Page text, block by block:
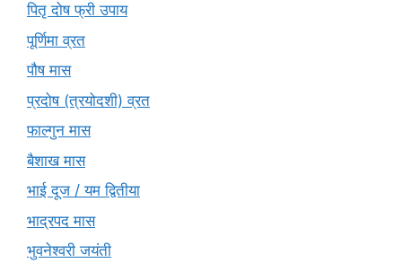
पितृ दोष फ्री उपाय
पूर्णिमा व्रत
पौष मास
प्रदोष (त्रयोदशी) व्रत
फाल्गुन मास
बैशाख मास
भाई दूज / यम द्वितीया
भाद्रपद मास
भुवनेश्वरी जयंती